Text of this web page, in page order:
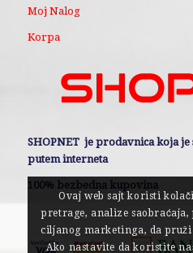
Moj Nalog
Korpa
SHOPNET je prodavnica koja
putem interneta
100% bezbedna kupovina
Ovaj web sajt koristi
pretrage, analize
ciljanog marketinga, da
Ako nastavite da koristite